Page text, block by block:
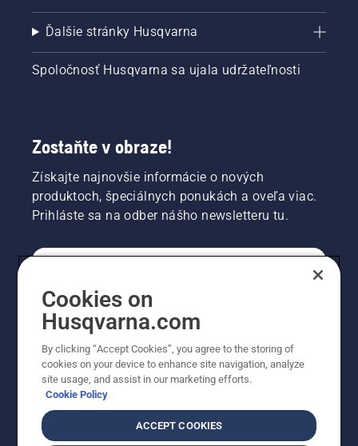
Ďalšie stránky Husqvarna
Spoločnosť Husqvarna sa ujala udržateľnosti
Zostaňte v obraze!
Získajte najnovšie informácie o nových
produktoch, špeciálnych ponukách a oveľa viac.
Prihláste sa na odber nášho newsletteru tu.
PROFESIONÁLNE
Cookies on
Husqvarna.com
By clicking “Accept Cookies”, you agree to the storing of
cookies on your device to enhance site navigation, analyze
site usage, and assist in our marketing efforts.
Cookie Policy
ACCEPT COOKIES